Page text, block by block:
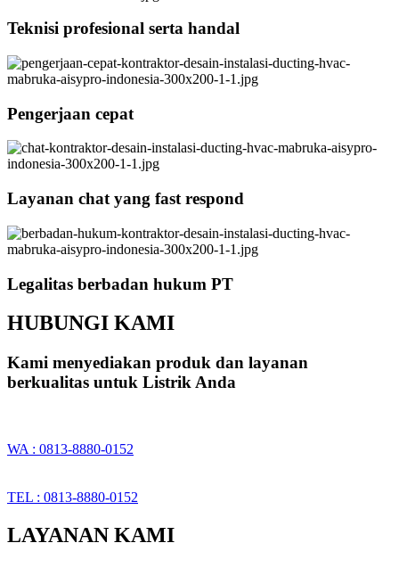
Teknisi profesional serta handal
Pengerjaan cepat
Layanan chat yang fast respond
Legalitas berbadan hukum PT
HUBUNGI KAMI
Kami menyediakan produk dan layanan
berkualitas untuk Listrik Anda
WA : 0813-8880-0152
TEL : 0813-8880-0152
LAYANAN KAMI